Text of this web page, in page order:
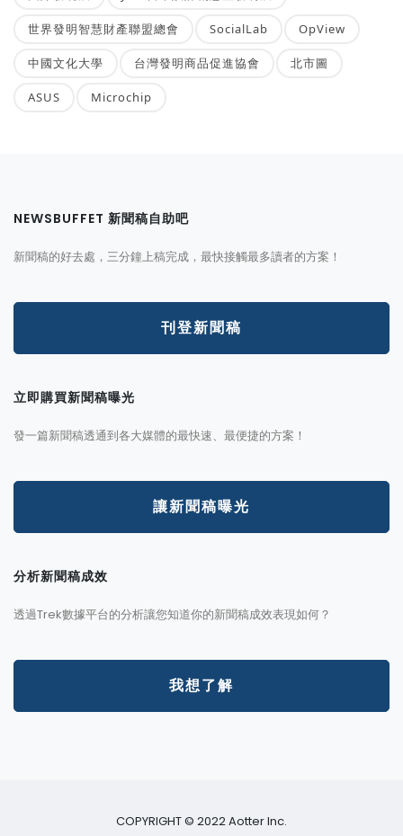
世界發明智慧財產聯盟總會 SocialLab OpView
中國文化大學 台灣發明商品促進協會 北市圖
ASUS Microchip
NEWSBUFFET 新聞稿自助吧
新聞稿的好去處，三分鐘上稿完成，最快接觸最多讀者的方案！
刊登新聞稿
立即購買新聞稿曝光
發一篇新聞稿透通到各大媒體的最快速、最便捷的方案！
讓新聞稿曝光
分析新聞稿成效
透過Trek數據平台的分析讓您知道你的新聞稿成效表現如何？
我想了解
COPYRIGHT © 2022 Aotter Inc.